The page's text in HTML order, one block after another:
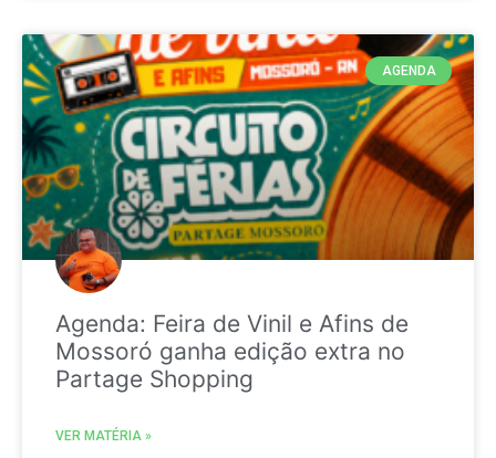
AGENDA
Agenda: Feira de Vinil e Afins de
Mossoró ganha edição extra no
Partage Shopping
VER MATÉRIA »